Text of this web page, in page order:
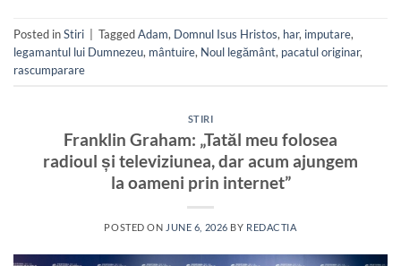
Posted inStiri TaggedAdam, Domnul Isus Hristos, har, imputare,
legamantul lui Dumnezeu, mântuire, Noul legământ, pacatul originar,
rascumparare
STIRI
Franklin Graham: „Tatăl meu folosea
radioul și televiziunea, dar acum ajungem
la oameni prin internet”
POSTED ON JUNE 6, 2026 BY REDACTIA